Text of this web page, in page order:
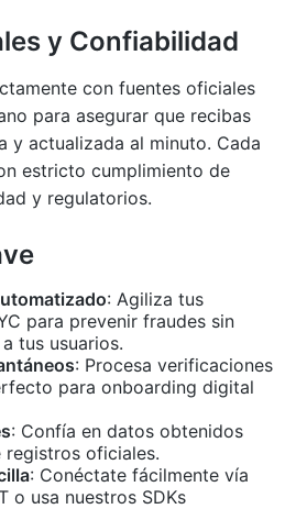
y Confiabilidad
con fuentes oficiales
para asegurar que recibas
y actualizada al minuto. Cada
estricto cumplimiento de
y regulatorios.
: Agiliza tus
para prevenir fraudes sin
tus usuarios.
: Procesa verificaciones
para onboarding digital
: Confía en datos obtenidos
oficiales.
: Conéctate fácilmente vía
o usa nuestros SDKs